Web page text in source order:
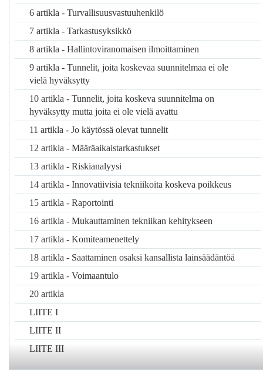
6 artikla - Turvallisuusvastuuhenkilö
7 artikla - Tarkastusyksikkö
8 artikla - Hallintoviranomaisen ilmoittaminen
9 artikla - Tunnelit, joita koskevaa suunnitelmaa ei ole
vielä hyväksytty
10 artikla - Tunnelit, joita koskeva suunnitelma on
hyväksytty mutta joita ei ole vielä avattu
11 artikla - Jo käytössä olevat tunnelit
12 artikla - Määräaikaistarkastukset
13 artikla - Riskianalyysi
14 artikla - Innovatiivisia tekniikoita koskeva poikkeus
15 artikla - Raportointi
16 artikla - Mukauttaminen tekniikan kehitykseen
17 artikla - Komiteamenettely
18 artikla - Saattaminen osaksi kansallista lainsäädäntöä
19 artikla - Voimaantulo
20 artikla
LIITE I
LIITE II
LIITE III
3 artiklassa tarkoitetut turvallisuustoimenpiteet
Perusta turvallisuustoimenpiteitä koskevien päätösten
tekemiselle
Turvallisuusparametrit
Tunneleissa toteutettavien turvallisuustoimenpiteiden
on perustuttava kaikkien infrastruktuuria, käyttöä,
käyttäjiä ja ajoneuvoja koskevien näkökohtien
järjestelmälliseen tarkasteluun.
1.1.2
Seuraavat parametrit on otettava huomioon:
— tunnelin pituus
— tunnelikäytävien lukumäärä
— kaistojen lukumäärä
— tunnelin poikkileikkauksen geometria
— vertikaalinen ja horisontaalinen linjaus
— rakennetyyppi
— yksi- tai kaksisuuntainen liikenne
— liikenteen määrä käytävää kohden (sen ajallinen
jakautuminen mukaan lukien)
—
— pelastuspalvelujen tunneliin pääsyn vaatima aika
— raskaiden tavarankuljetusajoneuvojen esiintyminen